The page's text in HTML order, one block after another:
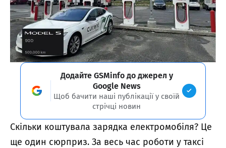
Додайте GSMinfo до джерел у
Google News
Щоб бачити наші публікації у своїй
стрічці новин
Скільки коштувала зарядка електромобіля? Це
ще один сюрприз. За весь час роботи у таксі